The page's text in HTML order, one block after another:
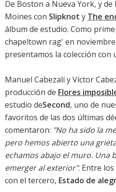
De Boston a Nueva York, y de
Moines con Slipknot y The
álbum de estudio. Como
chapeltown rag' en
presentamos la colección con
Manuel Cabezalí y Víctor
producción de Flores
estudio deSecond, uno de
favoritos de las dos últimas
comentaron: "No ha sido la
pero hemos abierto una
echamos abajo el muro. Una
emerger al exterior". Entre
con el tercero, Estado de